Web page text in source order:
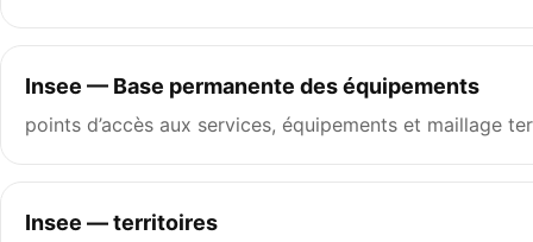
Insee — Base permanente des équipements
points d’accès aux services, équipements et maillage
Insee — territoires